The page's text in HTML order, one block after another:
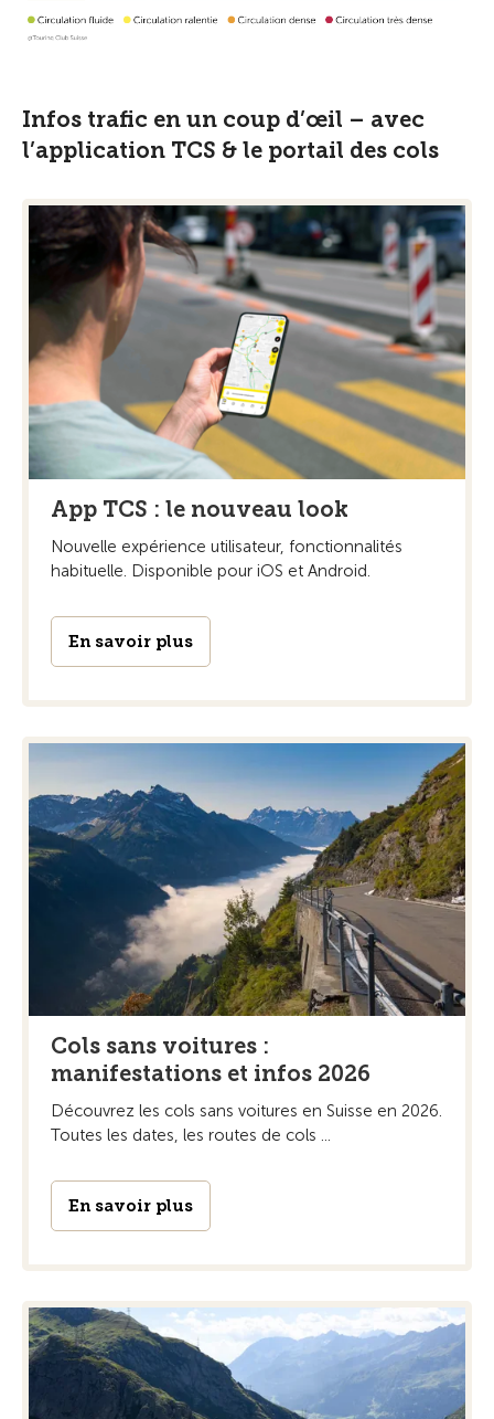
Infos trafic en un coup d’œil – avec
l’application TCS & le portail des cols
App TCS : le nouveau look
Nouvelle expérience utilisateur, fonctionnalités
habituelle. Disponible pour iOS et Android.
En savoir plus
Cols sans voitures :
manifestations et infos 2026
Découvrez les cols sans voitures en Suisse en 2026.
Toutes les dates, les routes de cols ...
En savoir plus